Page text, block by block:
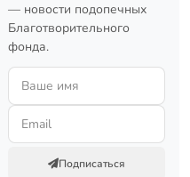
— новости подопечных
Благотворительного
фонда.
Подписаться